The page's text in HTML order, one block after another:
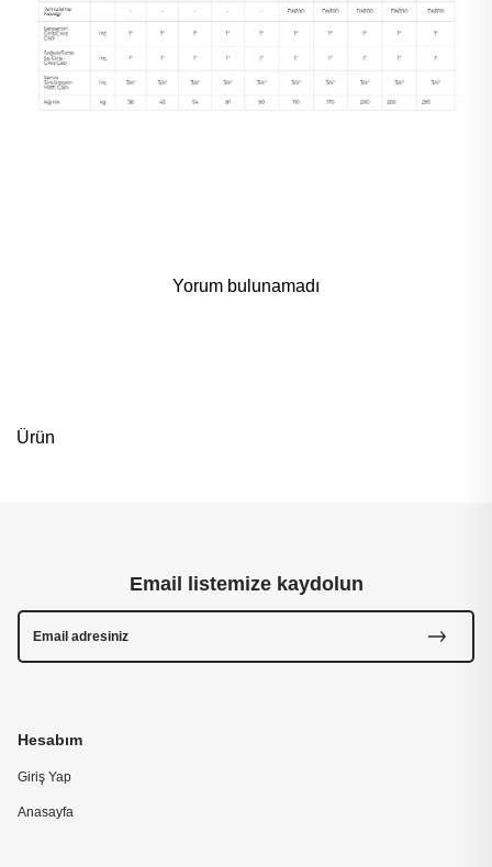
Yorum bulunamadı
Ürün
Hesabım
Giriş Yap
Anasayfa
Email listemize kaydolun